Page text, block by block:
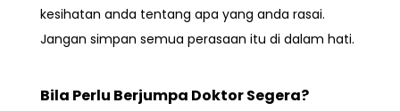
kesihatan anda tentang apa yang anda rasai.
Jangan simpan semua perasaan itu di dalam hati.
Bila Perlu Berjumpa Doktor Segera?